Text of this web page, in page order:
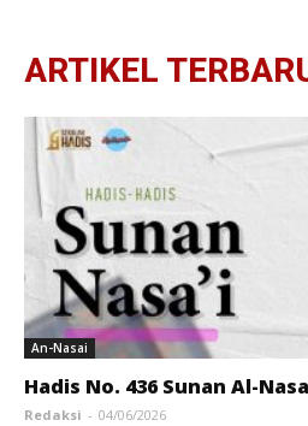
ARTIKEL
An-Nasai
Hadis No. 436 Sunan Al-
Redaksi - 04/06/2026